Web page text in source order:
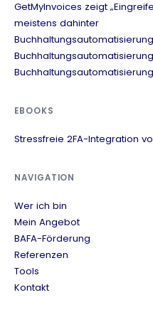
GetMyInvoices zeigt
meistens dahinter
EBOOKS
Stressfreie 2FA-Integration
NAVIGATION
Wer ich bin
Mein Angebot
BAFA-Förderung
Referenzen
Tools
Kontakt